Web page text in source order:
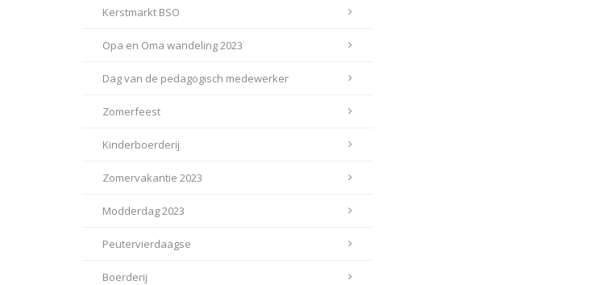
Kerstmarkt BSO
Opa en Oma wandeling 2023
Dag van de pedagogisch medewerker
Zomerfeest
Kinderboerderij
Zomervakantie 2023
Modderdag 2023
Peutervierdaagse
Boerderij